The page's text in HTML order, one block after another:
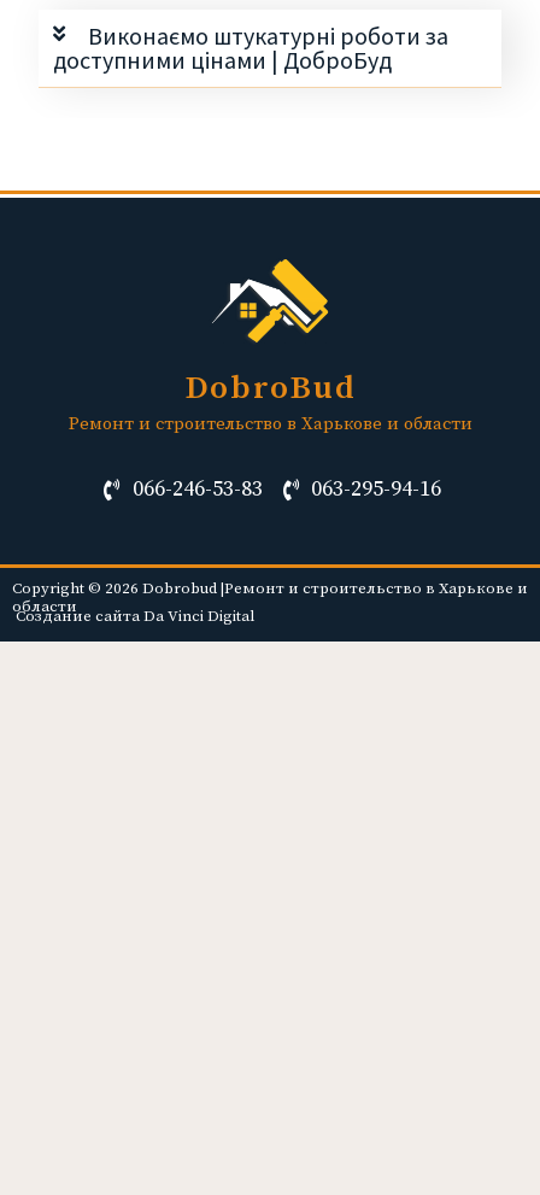
Виконаємо штукатурні роботи за
доступними цінами | ДоброБуд
DobroBud
Ремонт и строительство в Харькове и области
066-246-53-83 063-295-94-16
Copyright © 2026 Dobrobud |Ремонт и строительство в Харькове и
области
Создание сайта Da Vinci Digital